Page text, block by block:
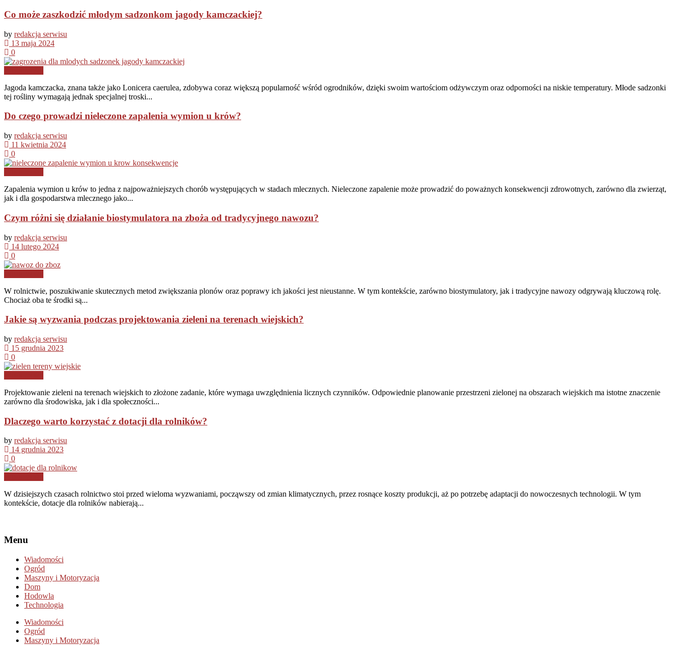
Co może zaszkodzić młodym sadzonkom jagody kamczackiej?
by redakcja serwisu
13 maja 2024
0
Jagoda kamczacka, znana także jako Lonicera caerulea, zdobywa coraz większą popularność wśród ogrodników, dzięki swoim wartościom odżywczym oraz odporności na niskie temperatury. Młode sadzonki
tej rośliny wymagają jednak specjalnej troski...
Do czego prowadzi nieleczone zapalenia wymion u krów?
by redakcja serwisu
11 kwietnia 2024
0
Zapalenia wymion u krów to jedna z najpoważniejszych chorób występujących w stadach mlecznych. Nieleczone zapalenie może prowadzić do poważnych konsekwencji zdrowotnych, zarówno dla zwierząt,
jak i dla gospodarstwa mlecznego jako...
Czym różni się działanie biostymulatora na zboża od tradycyjnego nawozu?
by redakcja serwisu
14 lutego 2024
0
W rolnictwie, poszukiwanie skutecznych metod zwiększania plonów oraz poprawy ich jakości jest nieustanne. W tym kontekście, zarówno biostymulatory, jak i tradycyjne nawozy odgrywają kluczową rolę.
Chociaż oba te środki są...
Jakie są wyzwania podczas projektowania zieleni na terenach wiejskich?
by redakcja serwisu
15 grudnia 2023
0
Projektowanie zieleni na terenach wiejskich to złożone zadanie, które wymaga uwzględnienia licznych czynników. Odpowiednie planowanie przestrzeni zielonej na obszarach wiejskich ma istotne znaczenie
zarówno dla środowiska, jak i dla społeczności...
Dlaczego warto korzystać z dotacji dla rolników?
by redakcja serwisu
14 grudnia 2023
0
W dzisiejszych czasach rolnictwo stoi przed wieloma wyzwaniami, począwszy od zmian klimatycznych, przez rosnące koszty produkcji, aż po potrzebę adaptacji do nowoczesnych technologii. W tym
kontekście, dotacje dla rolników nabierają...
Menu
Wiadomości
Ogród
Maszyny i Motoryzacja
Dom
Hodowla
Technologia
Wiadomości
Ogród
Maszyny i Motoryzacja